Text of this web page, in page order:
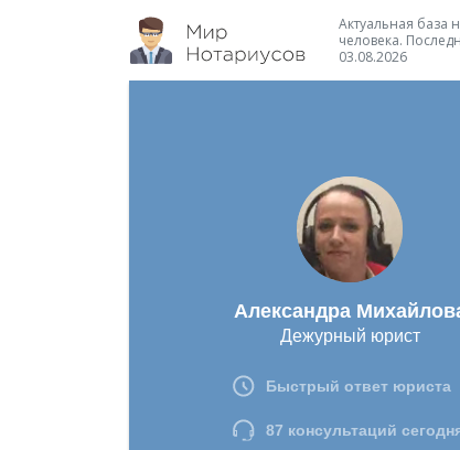
Актуальная база
человека.
03.08.2026